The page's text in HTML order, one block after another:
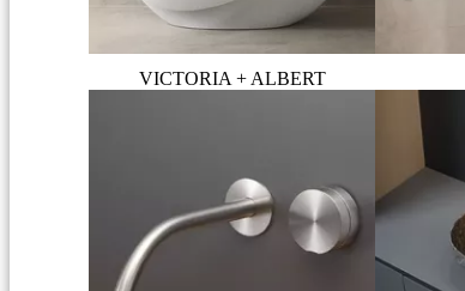
VICTORIA + ALBERT